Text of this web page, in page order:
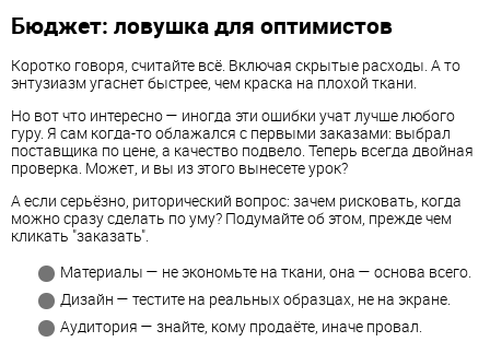
Бюджет: ловушка для оптимистов
Коротко говоря, считайте всё. Включая скрытые расходы. А то
энтузиазм угаснет быстрее, чем краска на плохой ткани.
Но вот что интересно — иногда эти ошибки учат лучше любого
гуру. Я сам когда-то облажался с первыми заказами: выбрал
поставщика по цене, а качество подвело. Теперь всегда двойная
проверка. Может, и вы из этого вынесете урок?
А если серьёзно, риторический вопрос: зачем рисковать, когда
можно сразу сделать по уму? Подумайте об этом, прежде чем
кликать "заказать".
Материалы — не экономьте на ткани, она — основа всего.
Дизайн — тестите на реальных образцах, не на экране.
Аудитория — знайте, кому продаёте, иначе провал.